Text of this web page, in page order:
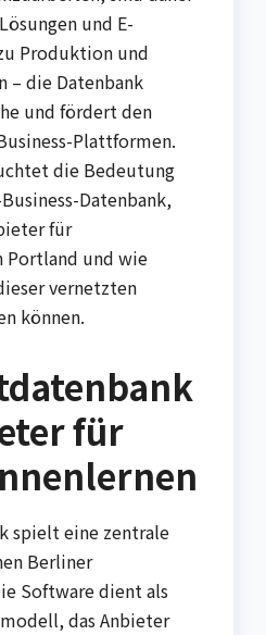
und E-
Produktion und
– die Datenbank
und fördert den
Plattformen.
die Bedeutung
Datenbank,
für
Portland und wie
vernetzten
können.
für
spielt eine zentrale
Berliner
Software dient als
das Anbieter